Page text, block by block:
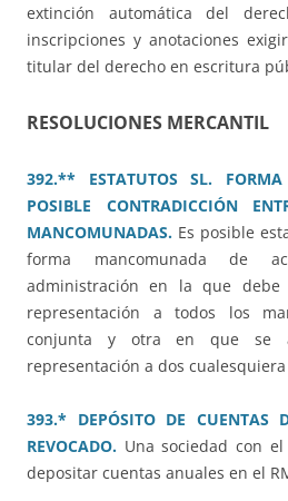
extinción automática del
inscripciones y anotaciones
titular del derecho en escritura
RESOLUCIONES MERCANTIL
392.** ESTATUTOS SL.
POSIBLE CONTRADICCIÓN
MANCOMUNADAS. Es posible
forma mancomunada de
administración en la que
representación a todos los
conjunta y otra en que se
representación a dos
393.* DEPÓSITO DE CUENTAS
REVOCADO. Una sociedad con
depositar cuentas anuales en el